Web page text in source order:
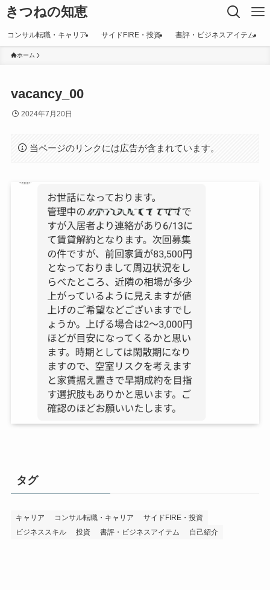
きつねの知恵
コンサル転職・キャリア サイドFIRE・投資 書評・ビジネスアイテム
ホーム
vacancy_00
2024年7月20日
当ページのリンクには広告が含まれています。
タグ
キャリア コンサル転職・キャリア
サイドFIRE・投資
ビジネススキル
投資 書評・ビジネスアイテム 自己紹介